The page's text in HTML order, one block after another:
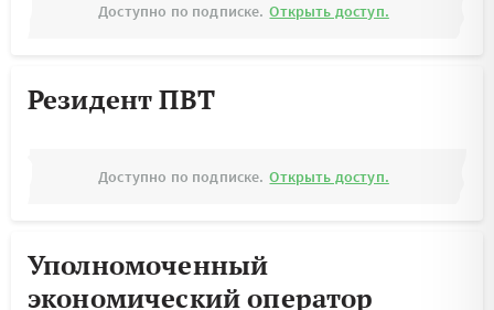
Доступно по подписке. Открыть доступ.
Резидент ПВТ
Доступно по подписке. Открыть доступ.
Уполномоченный
экономический оператор